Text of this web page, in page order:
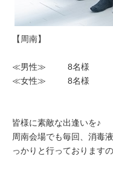
【周南】
≪男性≫ 8名様
≪女性≫ 8名様 カ
皆様に素敵な出逢いを♪
周南会場でも毎回、消毒
っかりと行っております